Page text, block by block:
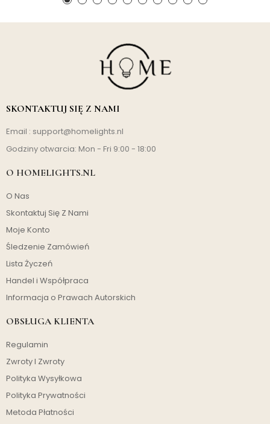
SKONTAKTUJ SIĘ Z NAMI
Email : support@homelights.nl
Godziny otwarcia: Mon - Fri 9:00 - 18:00
O HOMELIGHTS.NL
O Nas
Skontaktuj Się Z Nami
Moje Konto
Śledzenie Zamówień
Lista Życzeń
Handel i Współpraca
Informacja o Prawach Autorskich
OBSŁUGA KLIENTA
Regulamin
Zwroty I Zwroty
Polityka Wysyłkowa
Polityka Prywatności
Metoda Płatności